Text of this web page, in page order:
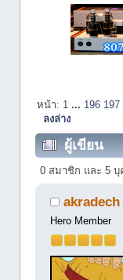
หน้า: 1 ... 196 197
ลงล่าง
ผู้เขียน
0 สมาชิก และ 5
akradech
Hero Member